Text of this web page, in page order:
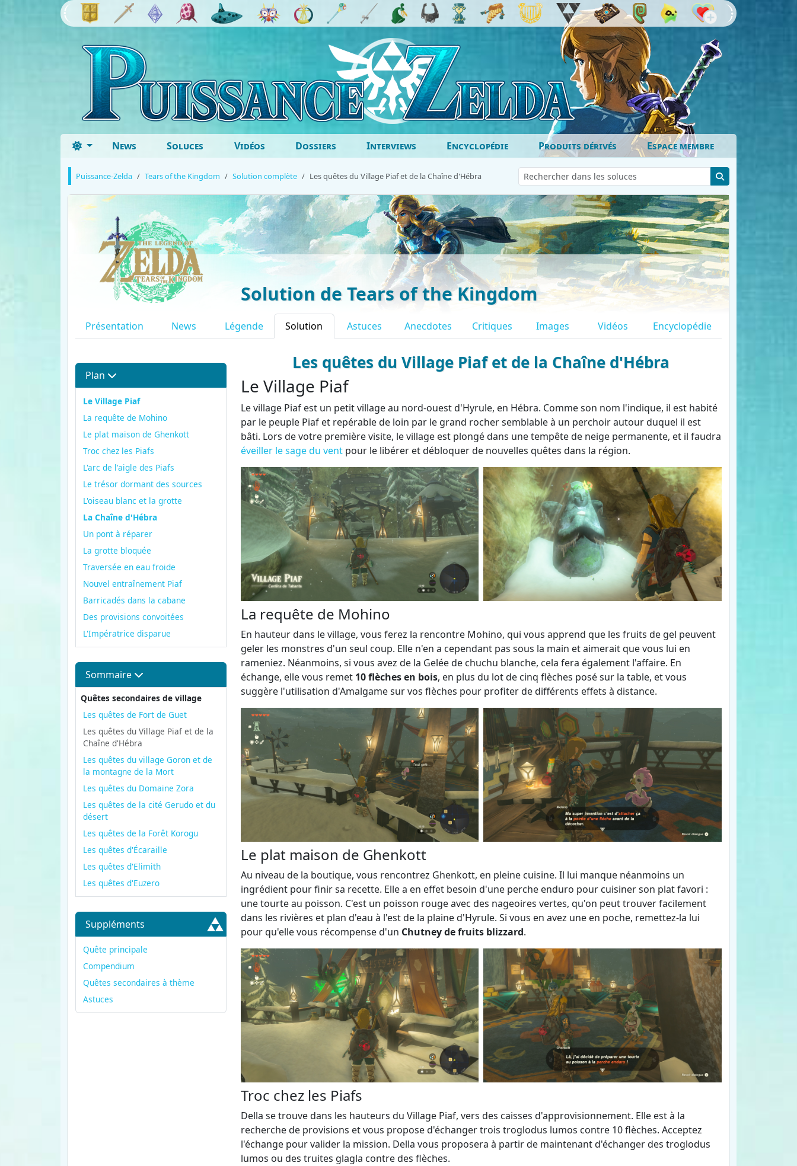
News Soluces Vidéos Dossiers Interviews Encyclopédie Produits dérivés Espace membre
Puissance-Zelda Tears of the Kingdom Solution complète Les quêtes du Village Piaf et de la Chaîne d'Hébra
Solution de Tears of the Kingdom
Présentation News Légende Solution Astuces Anecdotes Critiques Images Vidéos Encyclopédie
Plan
Le Village Piaf
La requête de Mohino
Le plat maison de Ghenkott
Troc chez les Piafs
L'arc de l'aigle des Piafs
Le trésor dormant des sources
L'oiseau blanc et la grotte
La Chaîne d'Hébra
Un pont à réparer
La grotte bloquée
Traversée en eau froide
Nouvel entraînement Piaf
Barricadés dans la cabane
Des provisions convoitées
L'Impératrice disparue
Sommaire
Quêtes secondaires de village
Les quêtes de Fort de Guet
Les quêtes du Village Piaf et de la
Chaîne d'Hébra
Les quêtes du village Goron et de
la montagne de la Mort
Les quêtes du Domaine Zora
Les quêtes de la cité Gerudo et du
désert
Les quêtes de la Forêt Korogu
Les quêtes d'Écaraille
Les quêtes d'Elimith
Les quêtes d'Euzero
Suppléments
Quête principale
Compendium
Quêtes secondaires à thème
Astuces
Les quêtes du Village Piaf et de la Chaîne d'Hébra
Le Village Piaf
Le village Piaf est un petit village au nord-ouest d'Hyrule, en Hébra. Comme son nom l'indique, il est habité
par le peuple Piaf et repérable de loin par le grand rocher semblable à un perchoir autour duquel il est
bâti. Lors de votre première visite, le village est plongé dans une tempête de neige permanente, et il faudra
éveiller le sage du ventpour le libérer et débloquer de nouvelles quêtes dans la région.
La requête de Mohino
En hauteur dans le village, vous ferez la rencontre Mohino, qui vous apprend que les fruits de gel peuvent
geler les monstres d'un seul coup. Elle n'en a cependant pas sous la main et aimerait que vous lui en
rameniez. Néanmoins, si vous avez de la Gelée de chuchu blanche, cela fera également l'affaire. En
échange, elle vous remet 10 flèches en bois, en plus du lot de cinq flèches posé sur la table, et vous
suggère l'utilisation d'Amalgame sur vos flèches pour profiter de différents effets à distance.
Le plat maison de Ghenkott
Au niveau de la boutique, vous rencontrez Ghenkott, en pleine cuisine. Il lui manque néanmoins un
ingrédient pour finir sa recette. Elle a en effet besoin d'une perche enduro pour cuisiner son plat favori :
une tourte au poisson. C'est un poisson rouge avec des nageoires vertes, qu'on peut trouver facilement
dans les rivières et plan d'eau à l'est de la plaine d'Hyrule. Si vous en avez une en poche, remettez-la lui
pour qu'elle vous récompense d'un Chutney de fruits blizzard.
Troc chez les Piafs
Della se trouve dans les hauteurs du Village Piaf, vers des caisses d'approvisionnement. Elle est à la
recherche de provisions et vous propose d'échanger trois troglodus lumos contre 10 flèches. Acceptez
l'échange pour valider la mission. Della vous proposera à partir de maintenant d'échanger des troglodus
lumos ou des truites glagla contre des flèches.